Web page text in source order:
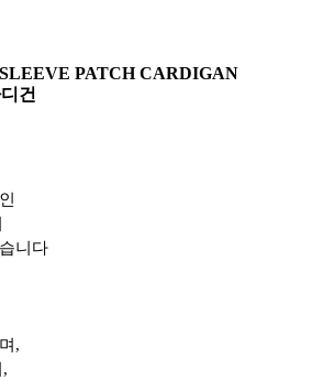
PATCH CARDIGAN
건
니다
,